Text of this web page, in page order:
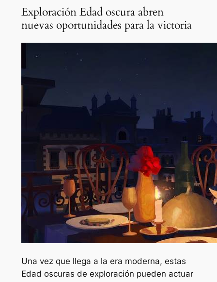
Exploración Edad oscura abren
nuevas oportunidades para la victoria
Una vez que llega a la era moderna, estas
Edad oscuras de exploración pueden actuar